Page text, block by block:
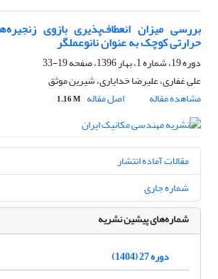
بررسی میزان انعطاف‌پذیری بازوی
حرارتی کوچک به عنوان نانوعملگر
دوره 19، شماره 1، بهار 1396، صفحه
19-33
علی غفاری، علیرضا خدایاری، شیرین موثق
مشاهده مقاله
اصل مقاله 1.16 M
مقالات آماده انتشار
شماره جاری
شماره‌های پیشین نشریه
دوره 27 (1404)